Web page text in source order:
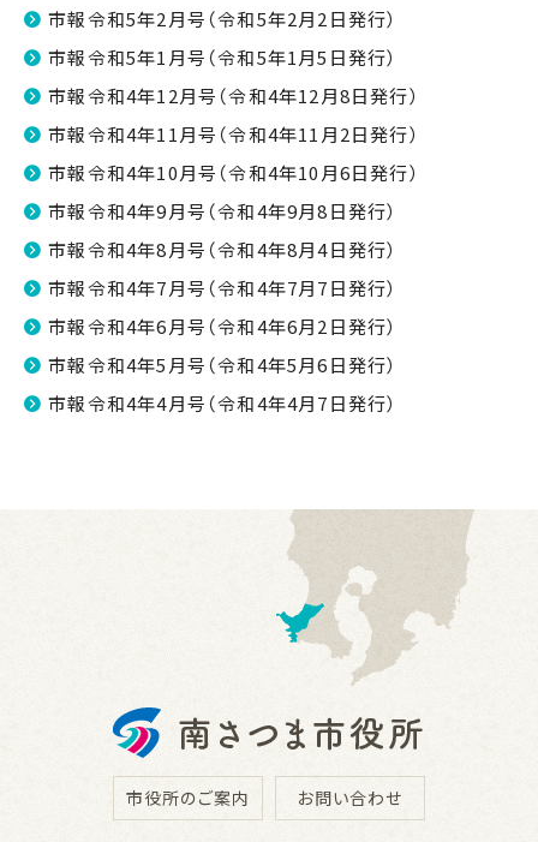
市報令和5年2月号（令和5年2月2日発行）
市報令和5年1月号（令和5年1月5日発行）
市報令和4年12月号（令和4年12月8日発行）
市報令和4年11月号（令和4年11月2日発行）
市報令和4年10月号（令和4年10月6日発行）
市報令和4年9月号（令和4年9月8日発行）
市報令和4年8月号（令和4年8月4日発行）
市報令和4年7月号（令和4年7月7日発行）
市報令和4年6月号（令和4年6月2日発行）
市報令和4年5月号（令和4年5月6日発行）
市報令和4年4月号（令和4年4月7日発行）
市役所のご案内 お問い合わせ